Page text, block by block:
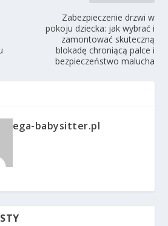
Zabezpieczenie drzwi w
pokoju dziecka: jak wybrać i
zamontować skuteczną
blokadę chroniącą palce i
bezpieczeństwo malucha
ega-babysitter.pl